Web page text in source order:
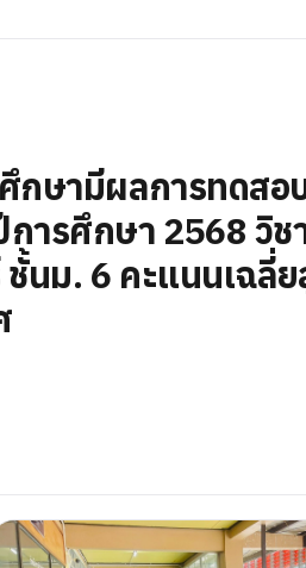
กษามีผลการทดสอ
การศึกษา 2568 วิช
นม. 6 คะแนนเฉลี่